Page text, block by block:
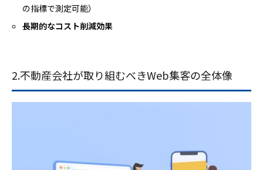
の指標で測定可能）
長期的なコスト削減効果
2.不動産会社が取り組むべきWeb集客の全体像